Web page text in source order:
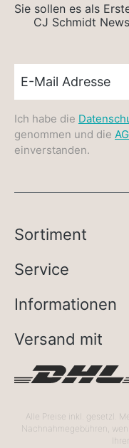
Sie sollen es als
CJ Schmidt
Ich habe die
genommen und die
einverstanden.
Sortiment
Service
Informationen
Versand mit
Alle Preise inkl. gesetzl.
Nachnahmegebühren,
Ihren